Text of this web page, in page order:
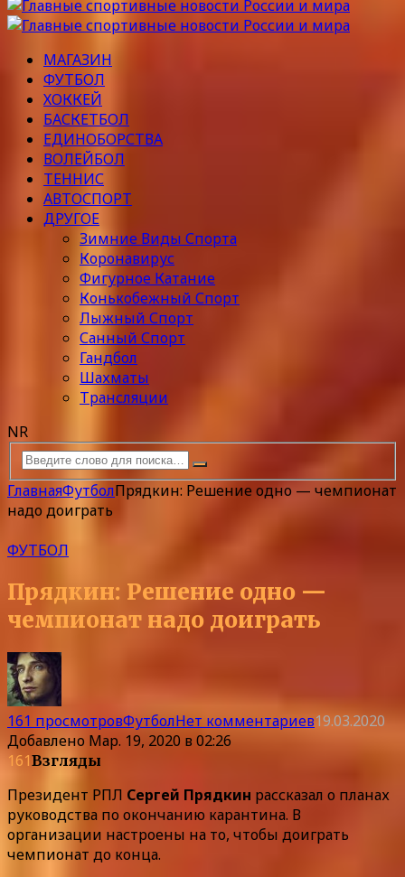
МАГАЗИН
ФУТБОЛ
ХОККЕЙ
БАСКЕТБОЛ
ЕДИНОБОРСТВА
ВОЛЕЙБОЛ
ТЕННИС
АВТОСПОРТ
ДРУГОЕ
Зимние Виды Спорта
Коронавирус
Фигурное Катание
Конькобежный Спорт
Лыжный Спорт
Санный Спорт
Гандбол
Шахматы
Трансляции
NR
ГлавнаяФутболПрядкин: Решение одно — чемпионат
надо доиграть
ФУТБОЛ
Прядкин: Решение одно —
чемпионат надо доиграть
161 просмотровФутболНет комментариев19.03.2020
Добавлено Мар. 19, 2020 в 02:26
161Взгляды
Президент РПЛ Сергей Прядкин рассказал о планах
руководства по окончанию карантина. В
организации настроены на то, чтобы доиграть
чемпионат до конца.